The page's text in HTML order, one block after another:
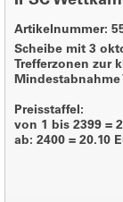
Artikelnummer:
Scheibe mit 3
Trefferzonen zur
Mindestabnahme
Preisstaffel:
von 1 bis 2399 =
ab: 2400 = 20.10